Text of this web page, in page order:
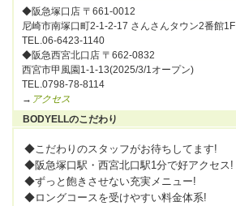
◆阪急塚口店 〒661-0012
尼崎市南塚口町2-1-2-17 さんさんタウン2番館1F
TEL.06-6423-1140
◆阪急西宮北口店 〒662-0832
西宮市甲風園1-1-13(2025/3/1オープン)
TEL.0798-78-8114
→ アクセス
BODYELLのこだわり
◆こだわりのスタッフがお待ちしてます!
◆阪急塚口駅・西宮北口駅1分で好アクセス!
◆ずっと飽きさせない充実メニュー!
◆ロングコースを受けやすい料金体系!